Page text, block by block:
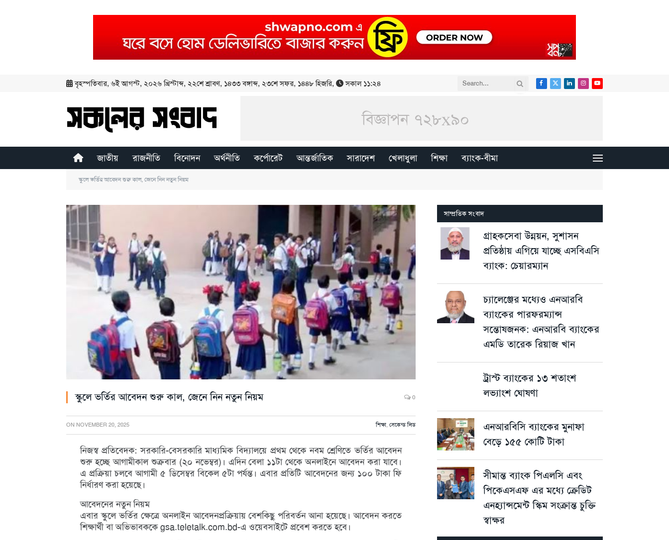
বৃহস্পতিবার, ৬ই আগস্ট, ২০২৬ খ্রিস্টাব্দ, ২২শে শ্রাবণ, ১৪৩৩ বঙ্গাব্দ, ২৩শে সফর, ১৪৪৮ হিজরি, সকাল ১১:২৪ Facebook
X
LinkedInInstagram
YouTube
জাতীয় রাজনীতি বিনোদন অর্থনীতি কর্পোরেট আন্তর্জাতিক সারাদেশ খেলাধুলা শিক্ষা ব্যাংক-বীমা
স্কুলে ভর্তির আবেদন শুরু কাল, জেনে নিন নতুন নিয়ম
স্কুলে ভর্তির আবেদন শুরু কাল, জেনে নিন নতুন নিয়ম 0
ON NOVEMBER 20, 2025 শিক্ষা, সেকেন্ড লিড
নিজস্ব প্রতিবেদক: সরকারি-বেসরকারি মাধ্যমিক বিদ্যালয়ে প্রথম থেকে নবম শ্রেণিতে ভর্তির আবেদন
শুরু হচ্ছে আগামীকাল শুক্রবার (২০ নভেম্বর)। এদিন বেলা ১১টা থেকে অনলাইনে আবেদন করা যাবে।
এ প্রক্রিয়া চলবে আগামী ৫ ডিসেম্বর বিকেল ৫টা পর্যন্ত। এবার প্রতিটি আবেদনের জন্য ১০০ টাকা ফি
নির্ধারণ করা হয়েছে।
আবেদনের নতুন নিয়ম
এবার স্কুলে ভর্তির ক্ষেত্রে অনলাইন আবেদনপ্রক্রিয়ায় বেশকিছু পরিবর্তন আনা হয়েছে। আবেদন করতে
শিক্ষার্থী বা অভিভাবককে gsa.teletalk.com.bd-এ ওয়েবসাইটে প্রবেশ করতে হবে।
সাম্প্রতিক সংবাদ
গ্রাহকসেবা উন্নয়ন, সুশাসন
প্রতিষ্ঠায় এগিয়ে যাচ্ছে এসবিএসি
ব্যাংক: চেয়ারম্যান
চ্যালেঞ্জের মধ্যেও এনআরবি
ব্যাংকের পারফরম্যান্স
সন্তোষজনক: এনআরবি ব্যাংকের
এমডি তারেক রিয়াজ খান
ট্রাস্ট ব্যাংকের ১৩ শতাংশ
লভ্যাংশ ঘোষণা
এনআরবিসি ব্যাংকের মুনাফা
বেড়ে ১৫৫ কোটি টাকা
সীমান্ত ব্যাংক পিএলসি এবং
পিকেএসএফ এর মধ্যে ক্রেডিট
এনহ্যান্সমেন্ট স্কিম সংক্রান্ত চুক্তি
স্বাক্ষর